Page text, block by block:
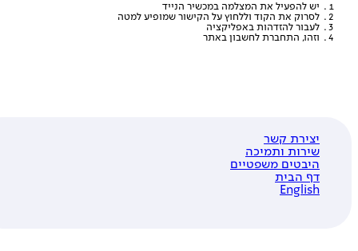
יש להפעיל את המצלמה במכשיר הנייד
לסרוק את הקוד וללחוץ על הקישור שמופיע למטה
לעבור להזדהות באפליקציה
וזהו, התחברת לחשבון באתר
יצירת קשר
שירות ותמיכה
היבטים משפטיים
דף הבית
English